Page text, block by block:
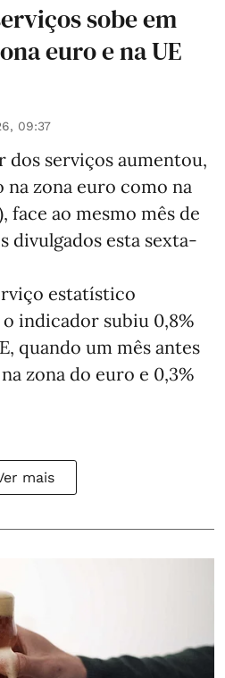
sobe em
euro e na UE
09:37
dos serviços aumentou,
na zona euro como na
face ao mesmo mês de
divulgados esta sexta-
estatístico
indicador subiu 0,8%
quando um mês antes
zona do euro e 0,3%
mais